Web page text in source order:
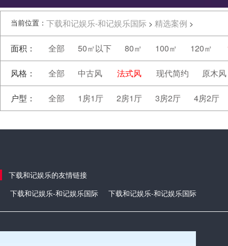
当前位置： 下载和记娱乐-和记娱乐国际 > 精选案例 >
面积： 全部 50㎡以下 80㎡ 100㎡ 120㎡
风格： 全部 中古风 法式风 现代简约 原木风
户型： 全部 1房1厅 2房1厅 3房2厅 4房2厅
下载和记娱乐的友情链接
下载和记娱乐-和记娱乐国际
下载和记娱乐-和记娱乐国际